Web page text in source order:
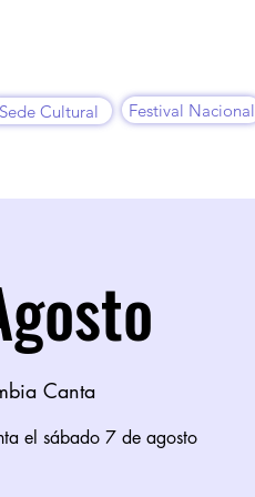
Sede Cultural Festival Nacional
Canta
el sábado 7 de agosto